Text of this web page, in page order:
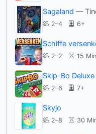
Sagaland —
2–4 6+
Schiffe
2–2 15
Skip-Bo Deluxe
2–6 7+
Skyjo
2–8 30